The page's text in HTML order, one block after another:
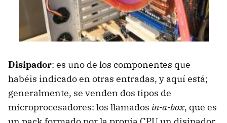
Disipador: es uno de los componentes que
habéis indicado en otras entradas, y aquí está;
generalmente, se venden dos tipos de
microprocesadores: los llamados in-a-box, que es